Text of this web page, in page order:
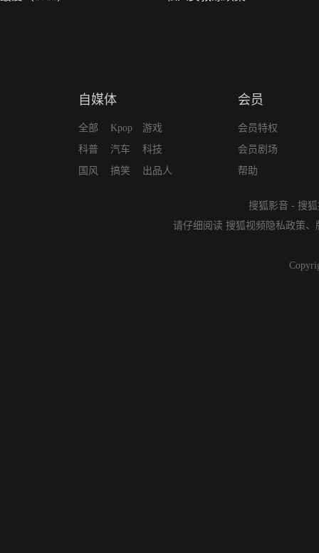
自媒体
全部
科普
国风
Kpop
汽车
搞笑
游戏
科技
出品人
会员
会员特权
会员剧场
帮助
搜狐影音 - 搜
请仔细阅读 搜狐视频隐私政策、